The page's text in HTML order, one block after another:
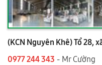
(KCN Nguyên Khê) Tổ 28,
0977 244 343 - Mr Cường